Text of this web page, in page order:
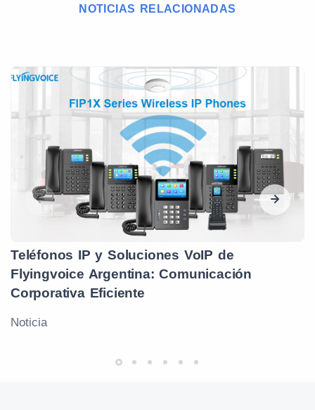
NOTICIAS RELACIONADAS
Teléfonos IP y Soluciones VoIP de
Flyingvoice Argentina: Comunicación
Corporativa Eficiente
Noticia